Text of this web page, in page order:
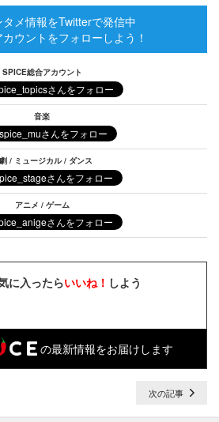
メ情報をTwitterで発信中
ウントをフォローしよう！
SPICE総合アカウント
音楽
/ ミュージカル / ダンス
アニメ / ゲーム
に入ったらいいね！ しよう
の最新情報をお届けします
次の記事